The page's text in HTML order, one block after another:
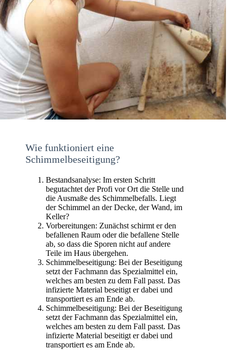
Wie funktioniert eine
Schimmelbeseitigung?
Bestandsanalyse: Im ersten Schritt
begutachtet der Profi vor Ort die Stelle und
die Ausmaße des Schimmelbefalls. Liegt
der Schimmel an der Decke, der Wand, im
Keller?
Vorbereitungen: Zunächst schirmt er den
befallenen Raum oder die befallene Stelle
ab, so dass die Sporen nicht auf andere
Teile im Haus übergehen.
Schimmelbeseitigung: Bei der Beseitigung
setzt der Fachmann das Spezialmittel ein,
welches am besten zu dem Fall passt. Das
infizierte Material beseitigt er dabei und
transportiert es am Ende ab.
Schimmelbeseitigung: Bei der Beseitigung
setzt der Fachmann das Spezialmittel ein,
welches am besten zu dem Fall passt. Das
infizierte Material beseitigt er dabei und
transportiert es am Ende ab.